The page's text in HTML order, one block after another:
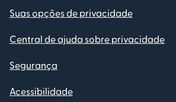
Suas opções de privacidade
Central de ajuda sobre privacidade
Segurança
Acessibilidade